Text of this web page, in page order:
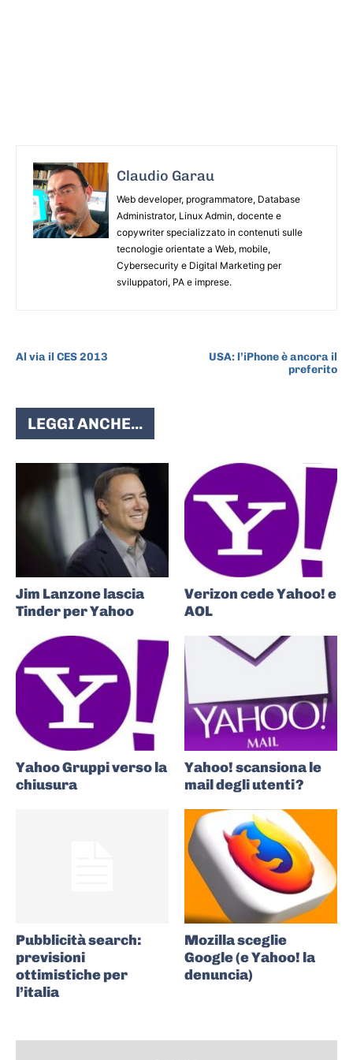
Claudio Garau
Web developer, programmatore, Database
Administrator, Linux Admin, docente e
copywriter specializzato in contenuti sulle
tecnologie orientate a Web, mobile,
Cybersecurity e Digital Marketing per
sviluppatori, PA e imprese.
Al via il CES 2013
USA: l’iPhone è ancora il
preferito
LEGGI ANCHE...
Jim Lanzone lascia
Tinder per Yahoo
Verizon cede Yahoo! e
AOL
Yahoo Gruppi verso la
chiusura
Yahoo! scansiona le
mail degli utenti?
Pubblicità search:
previsioni
ottimistiche per
l’italia
Mozilla sceglie
Google (e Yahoo! la
denuncia)